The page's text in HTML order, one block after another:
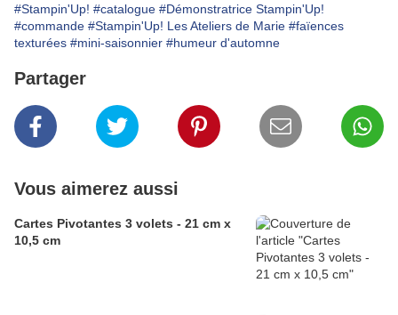
#Stampin'Up! #catalogue #Démonstratrice Stampin'Up!
#commande #Stampin'Up! Les Ateliers de Marie #faïences
texturées #mini-saisonnier #humeur d'automne
Partager
Vous aimerez aussi
Cartes Pivotantes 3 volets - 21 cm x
10,5 cm